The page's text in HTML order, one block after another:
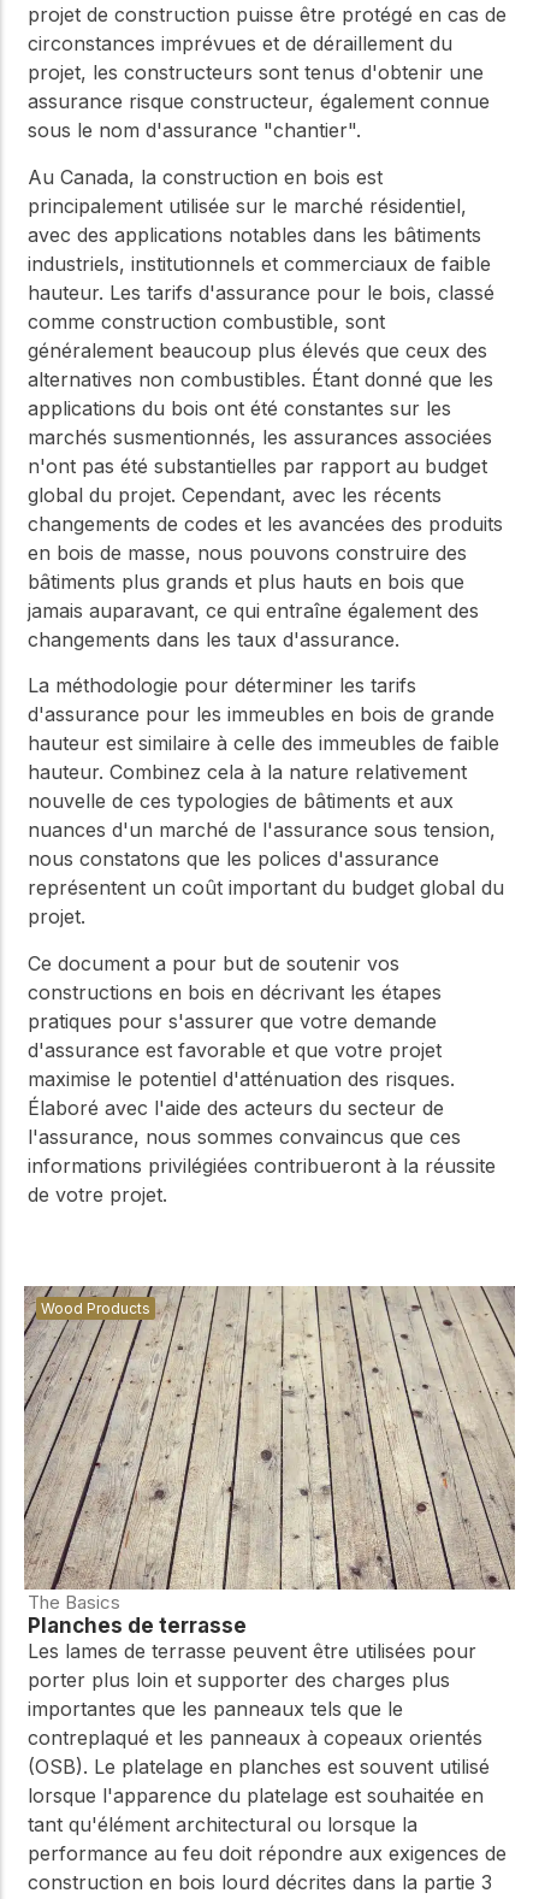
projet de construction puisse être protégé en cas de
circonstances imprévues et de déraillement du
projet, les constructeurs sont tenus d'obtenir une
assurance risque constructeur, également connue
sous le nom d'assurance "chantier".
Au Canada, la construction en bois est
principalement utilisée sur le marché résidentiel,
avec des applications notables dans les bâtiments
industriels, institutionnels et commerciaux de faible
hauteur. Les tarifs d'assurance pour le bois, classé
comme construction combustible, sont
généralement beaucoup plus élevés que ceux des
alternatives non combustibles. Étant donné que les
applications du bois ont été constantes sur les
marchés susmentionnés, les assurances associées
n'ont pas été substantielles par rapport au budget
global du projet. Cependant, avec les récents
changements de codes et les avancées des produits
en bois de masse, nous pouvons construire des
bâtiments plus grands et plus hauts en bois que
jamais auparavant, ce qui entraîne également des
changements dans les taux d'assurance.
La méthodologie pour déterminer les tarifs
d'assurance pour les immeubles en bois de grande
hauteur est similaire à celle des immeubles de faible
hauteur. Combinez cela à la nature relativement
nouvelle de ces typologies de bâtiments et aux
nuances d'un marché de l'assurance sous tension,
nous constatons que les polices d'assurance
représentent un coût important du budget global du
projet.
Ce document a pour but de soutenir vos
constructions en bois en décrivant les étapes
pratiques pour s'assurer que votre demande
d'assurance est favorable et que votre projet
maximise le potentiel d'atténuation des risques.
Élaboré avec l'aide des acteurs du secteur de
l'assurance, nous sommes convaincus que ces
informations privilégiées contribueront à la réussite
de votre projet.
Wood Products
The Basics
Planches de terrasse
Les lames de terrasse peuvent être utilisées pour
porter plus loin et supporter des charges plus
importantes que les panneaux tels que le
contreplaqué et les panneaux à copeaux orientés
(OSB). Le platelage en planches est souvent utilisé
lorsque l'apparence du platelage est souhaitée en
tant qu'élément architectural ou lorsque la
performance au feu doit répondre aux exigences de
construction en bois lourd décrites dans la partie 3